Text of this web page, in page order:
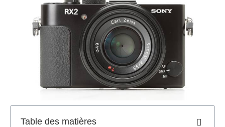
Table des matières